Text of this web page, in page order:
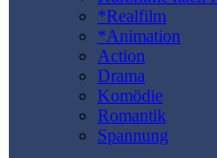
*Realfilm
*Animation
Action
Drama
Komödie
Romantik
Spannung